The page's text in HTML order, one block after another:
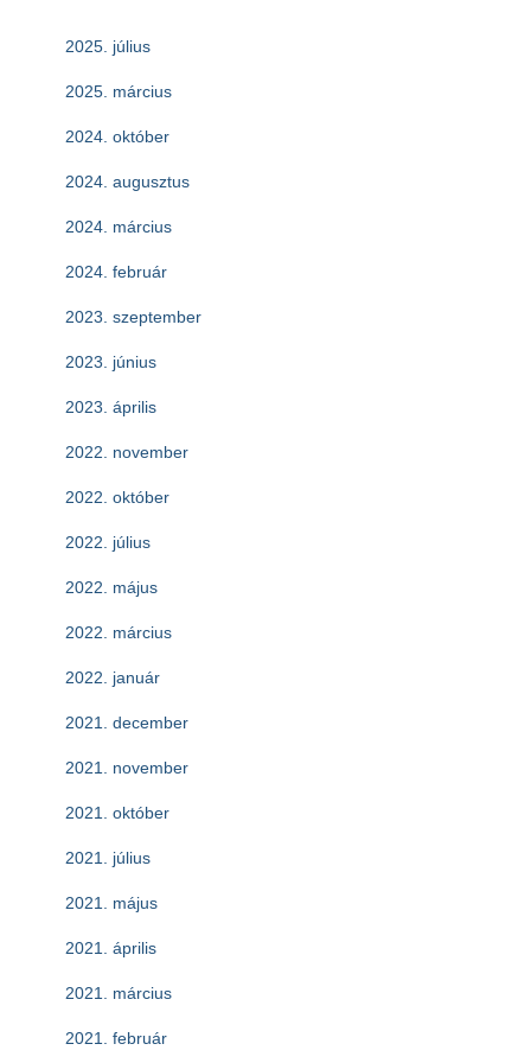
2025. július
2025. március
2024. október
2024. augusztus
2024. március
2024. február
2023. szeptember
2023. június
2023. április
2022. november
2022. október
2022. július
2022. május
2022. március
2022. január
2021. december
2021. november
2021. október
2021. július
2021. május
2021. április
2021. március
2021. február